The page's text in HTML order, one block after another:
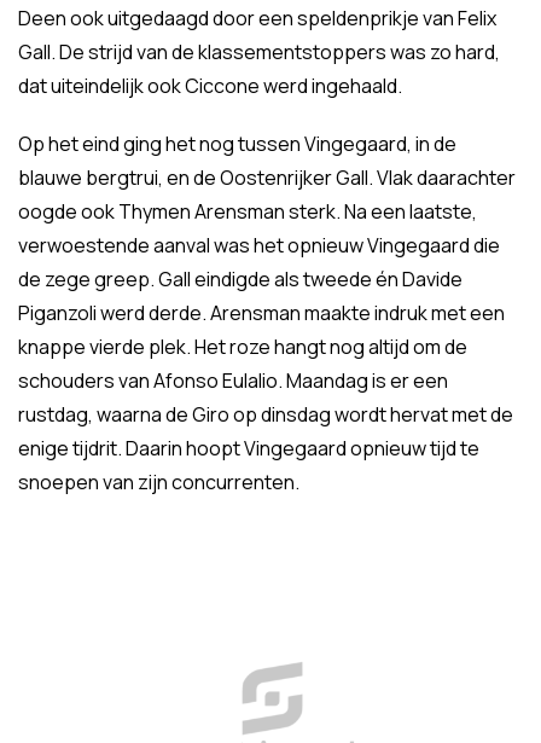
Deen ook uitgedaagd door een speldenprikje van Felix
Gall. De strijd van de klassementstoppers was zo hard,
dat uiteindelijk ook Ciccone werd ingehaald.
Op het eind ging het nog tussen Vingegaard, in de
blauwe bergtrui, en de Oostenrijker Gall. Vlak daarachter
oogde ook Thymen Arensman sterk. Na een laatste,
verwoestende aanval was het opnieuw Vingegaard die
de zege greep. Gall eindigde als tweede én Davide
Piganzoli werd derde. Arensman maakte indruk met een
knappe vierde plek. Het roze hangt nog altijd om de
schouders van Afonso Eulalio. Maandag is er een
rustdag, waarna de Giro op dinsdag wordt hervat met de
enige tijdrit. Daarin hoopt Vingegaard opnieuw tijd te
snoepen van zijn concurrenten.